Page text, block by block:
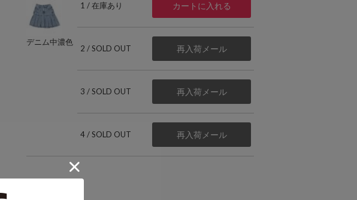
デニム中濃色
1 / 在庫あり カートに入れる
2 / SOLD OUT 再入荷メール
3 / SOLD OUT 再入荷メール
4 / SOLD OUT 再入荷メール